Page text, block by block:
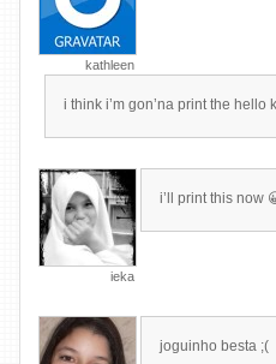
kathleen
i think i’m gon’na print the hello
ieka
i’ll print this now
joguinho besta ;(